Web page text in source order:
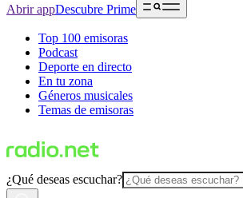
Abrir appDescubre Prime
Top 100 emisoras
Podcast
Deporte en directo
En tu zona
Géneros musicales
Temas de emisoras
¿Qué deseas escuchar?